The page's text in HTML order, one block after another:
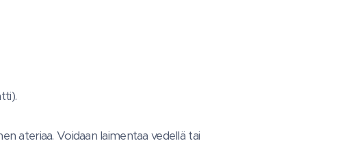
ateriaa. Voidaan laimentaa vedellä tai